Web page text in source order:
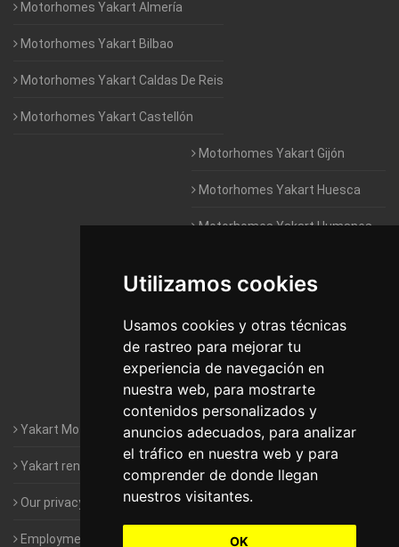
Utilizamos cookies
Usamos cookies y otras técnicas
de rastreo para mejorar tu
experiencia de navegación en
nuestra web, para mostrarte
contenidos personalizados y
anuncios adecuados, para analizar
el tráfico en nuestra web y para
comprender de donde llegan
nuestros visitantes.
OK
Motorhomes Yakart Almería
Motorhomes Yakart Bilbao
Motorhomes Yakart Caldas De Reis
Motorhomes Yakart Castellón
Motorhomes Yakart Gijón
Motorhomes Yakart Huesca
Motorhomes Yakart Humanes
Motorhomes Yakart Jaén
Motorhomes Yakart Lugo
Motorhomes Yakart Valencia
Motorhomes Yakart Vitoria
Yakart Motorhomes : The Company
Yakart rental conditions
Our privacy policy
Employment- Work with us